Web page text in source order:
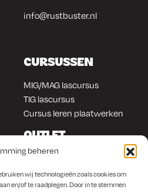
beheren
wij technologieën zoals cookies om
en/of te raadplegen. Door in te stemmen
info@rustbuster.nl
CURSUSSEN
MIG/MAG lascursus
TIG lascursus
Cursus leren plaatwerken
OUTLET
Gereedschap
Om en in de auto werken
Lasapparatuur